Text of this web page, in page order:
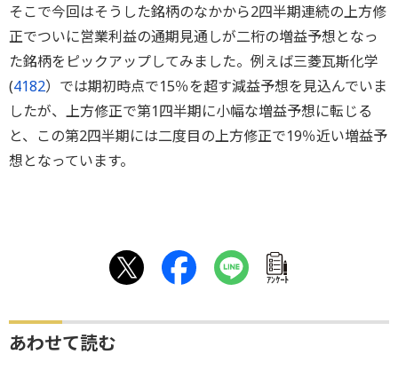
そこで今回はそうした銘柄のなかから2四半期連続の上方修
正でついに営業利益の通期見通しが二桁の増益予想となっ
た銘柄をピックアップしてみました。例えば三菱瓦斯化学
(4182）では期初時点で15％を超す減益予想を見込んでいま
したが、上方修正で第1四半期に小幅な増益予想に転じる
と、この第2四半期には二度目の上方修正で19％近い増益予
想となっています。
ｱﾝｹｰﾄ
あわせて読む